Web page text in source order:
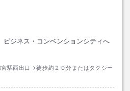
ビジネス・コンベンションシティへ
宮駅西出口→徒歩約２０分またはタクシー